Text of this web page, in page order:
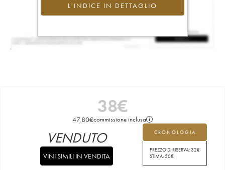
L'INDICE IN DETTAGLIO
38€
47,80€commissione inclusa
CRONOLOGIA
PREZZO DI RISERVA:32€
STIMA:50€
VENDUTO
VINI SIMILI IN VENDITA